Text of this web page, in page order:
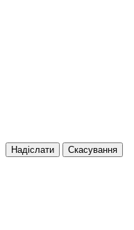
Надіслати Скасування